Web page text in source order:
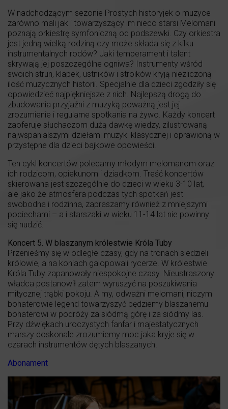
W nadchodzącym sezonie Prostych historyjek o muzyce
zarówno mali jak i towarzyszący im nieco starsi Melomani
poznają orkiestrę symfoniczną od podszewki. Czy orkiestra
jest jedną wielką rodziną czy może składa się z kilku
instrumentalnych rodów? Jaki temperament i talent
skrywają jej poszczególne ogniwa? Instrumenty wśród
swoich strun, klapek, ustników i stroików kryją niezliczoną
ilość muzycznych historii. Specjalnie dla dzieci zgodziły się
opowiedzieć najpiękniejsze z nich. Najlepszą drogą do
zbudowania przyjaźni z muzyką poważną jest jej
zrozumienie i regularne spotkania na żywo. Każdy koncert
zaoferuje słuchaczom dużą dawkę wiedzy, zilustrowaną
najwspanialszymi dziełami muzyki klasycznej i oprawioną w
przystępne dla dzieci bajkowe opowieści.
Ten cykl koncertów polecamy młodym melomanom oraz
ich rodzicom, opiekunom i dziadkom. Treść koncertów
skierowana jest szczególnie do dzieci w wieku 3-10 lat,
ale jako że atmosfera podczas tych spotkań jest
swobodna i rodzinna, zapraszamy również z mniejszymi
pociechami – a i starszaki w wieku 11-14 lat nie powinny
się nudzić.
Koncert 5. W blaszanym królestwie Króla Tuby
Przenieśmy się w odległe czasy, gdy na tronach siedzieli
królowie, a na koniach galopowali rycerze. W królestwie
Króla Tuby zapanowały niespokojne czasy. Nieustraszony
władca postanowił zatem wyruszyć na poszukiwania
mitycznej trąbki pokoju. A my, odważni melomani, niczym
bohaterowie legend towarzyszyć będziemy blaszanemu
bohaterowi w podróży za siódmą górę i za siódmy las.
Przy dźwiękach uroczystych fanfar i majestatycznych
marszy doskonale zrozumiemy moc jaka kryje się w
czarach instrumentów dętych blaszanych.
Abonament